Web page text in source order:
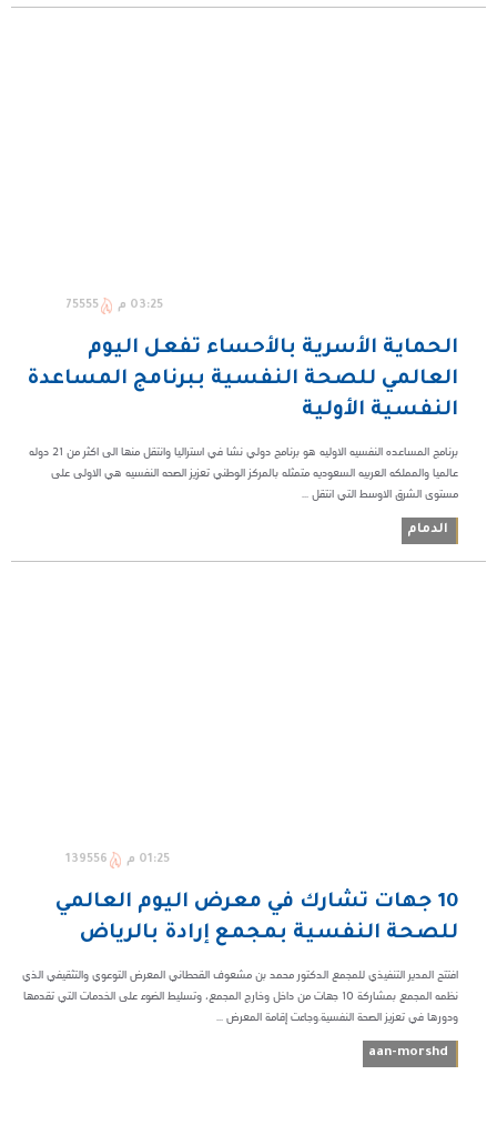
03:25 م 75555
الحماية الأسرية بالأحساء تفعل اليوم
العالمي للصحة النفسية ببرنامج المساعدة
النفسية الأولية
برنامج المساعده النفسيه الاوليه هو برنامج دولي نشا في استراليا وانتقل منها الى اكثر من 21 دوله
عالميا والمملكه العربيه السعوديه متمثله بالمركز الوطني تعزيز الصحه النفسيه هي الاولى على
مستوى الشرق الاوسط التي انتقل ...
الدمام
01:25 م 139556
10 جهات تشارك في معرض اليوم العالمي
للصحة النفسية بمجمع إرادة بالرياض
افتتح المدير التنفيذي للمجمع الدكتور محمد بن مشعوف القحطاني المعرض التوعوي والتثقيفي الذي
نظمه المجمع بمشاركة 10 جهات من داخل وخارج المجمع، وتسليط الضوء على الخدمات التي تقدمها
ودورها في تعزيز الصحة النفسية.وجاءت إقامة المعرض ...
aan-morshd